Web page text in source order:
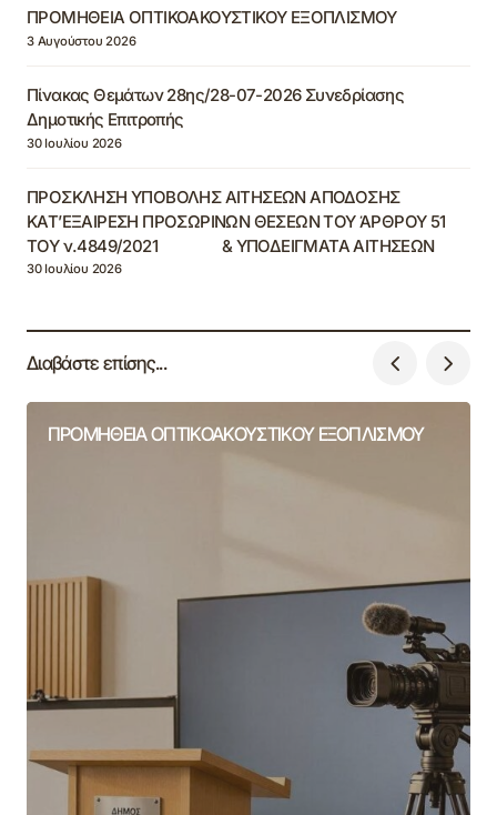
ΠΡΟΜΗΘΕΙΑ ΟΠΤΙΚΟΑΚΟΥΣΤΙΚΟΥ ΕΞΟΠΛΙΣΜΟΥ
3 Αυγούστου 2026
Πίνακας Θεμάτων 28ης/28-07-2026 Συνεδρίασης
Δημοτικής Επιτροπής
30 Ιουλίου 2026
ΠΡΟΣΚΛΗΣΗ ΥΠΟΒΟΛΗΣ ΑΙΤΗΣΕΩΝ ΑΠΟΔΟΣΗΣ
ΚΑΤ’ΕΞΑΙΡΕΣΗ ΠΡΟΣΩΡΙΝΩΝ ΘΕΣΕΩΝ ΤΟΥ ΆΡΘΡΟΥ 51
ΤΟΥ ν.4849/2021 & ΥΠΟΔΕΙΓΜΑΤΑ ΑΙΤΗΣΕΩΝ
30 Ιουλίου 2026
Διαβάστε επίσης...
ΠΡΟΜΗΘΕΙΑ ΟΠΤΙΚΟΑΚΟΥΣΤΙΚΟΥ ΕΞΟΠΛΙΣΜΟΥ